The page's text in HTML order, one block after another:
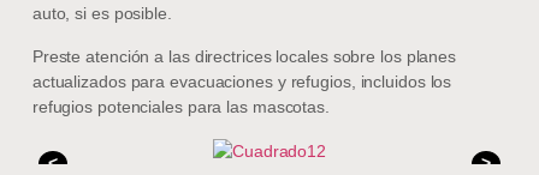
auto, si es posible.
Preste atención a las directrices locales sobre los planes
actualizados para evacuaciones y refugios, incluidos los
refugios potenciales para las mascotas.
< >